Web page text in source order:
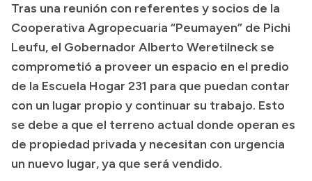
Presupuesto
Boletín Oficial
Compras y licitaciones
Consulta de expedientes
Consulta de pago a proveedores
Convocatorias
Intranet
Tras una reunión con referentes y socios de la
Cooperativa Agropecuaria “Peumayen” de Pichi
Leufu, el Gobernador Alberto Weretilneck se
comprometió a proveer un espacio en el predio
de la Escuela Hogar 231 para que puedan contar
con un lugar propio y continuar su trabajo. Esto
se debe a que el terreno actual donde operan es
de propiedad privada y necesitan con urgencia
un nuevo lugar, ya que será vendido.